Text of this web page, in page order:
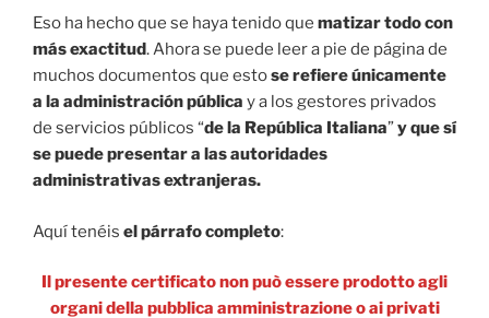
Eso ha hecho que se haya tenido que matizar todo con
más exactitud. Ahora se puede leer a pie de página de
muchos documentos que estose refiere únicamente
a la administración pública y a los gestores privados
de servicios públicos “de la República Italiana”y que sí
se puede presentar a las autoridades
administrativas extranjeras.
Aquí tenéis el párrafo completo:
Il presente certificato non può essere prodotto agli
organi della pubblica amministrazione o ai privati